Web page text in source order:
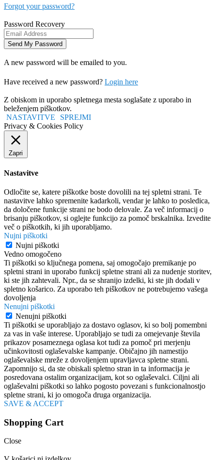
Forgot your password?
Password Recovery
A new password will be emailed to you.
Have received a new password? Login here
Z obiskom in uporabo spletnega mesta soglašate z uporabo in
beleženjem piškotkov.
NASTAVITVE
SPREJMI
Privacy & Cookies Policy
Zapri
Nastavitve
Odločite se, katere piškotke boste dovolili na tej spletni strani. Te
nastavitve lahko spremenite kadarkoli, vendar je lahko to posledica,
da določene funkcije strani ne bodo delovale. Za več informacij o
brisanju piškotkov, si oglejte funkcijo za pomoč brskalnika. Izvedite
več o piškotkih, ki jih uporabljamo.
Nujni piškotki
Nujni piškotki
Vedno omogočeno
Ti piškotki so ključnega pomena, saj omogočajo premikanje po
spletni strani in uporabo funkcij spletne strani ali za nudenje storitev,
ki ste jih zahtevali. Npr., da se shranijo izdelki, ki ste jih dodali v
spletno košarico. Za uporabo teh piškotkov ne potrebujemo vašega
dovoljenja
Nenujni piškotki
Nenujni piškotki
Ti piškotki se uporabljajo za dostavo oglasov, ki so bolj pomembni
za vas in vaše interese. Uporabljajo se tudi za omejevanje števila
prikazov posameznega oglasa kot tudi za pomoč pri merjenju
učinkovitosti oglaševalske kampanje. Običajno jih namestijo
oglaševalske mreže z dovoljenjem upravljavca spletne strani.
Zapomnijo si, da ste obiskali spletno stran in ta informacija je
posredovana ostalim organizacijam, kot so oglaševalci. Ciljni ali
oglaševalni piškotki so lahko pogosto povezani s funkcionalnostjo
spletne strani, ki jo omogoča druga organizacija.
SAVE & ACCEPT
Shopping Cart
Close